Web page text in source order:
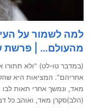
למה לשמור על
מהעולם… | פרשת
(במדבר טו-לט) "ולא תתורו
אחריהם". המציאות היא
מאד, ונמשך אחרי תאות לבו
(הלב)סקרן מאד, ואוהב כל